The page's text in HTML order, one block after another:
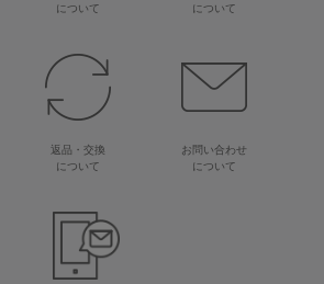
について
について
返品・交換
について
お問い合わせ
について